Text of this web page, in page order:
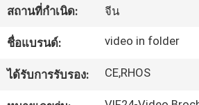
เกี่ยว
กับ
เรา
สถานที่กำเนิด: จีน
ชื่อแบรนด์: video in folder
ได้รับการรับรอง: CE,RHOS